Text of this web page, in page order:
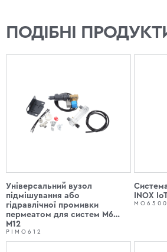
ПОДІБНІ
Універсальний вузол
підмішування або
гідравлічної промивки
пермеатом для систем М6…
М12
PIMO612
INOX